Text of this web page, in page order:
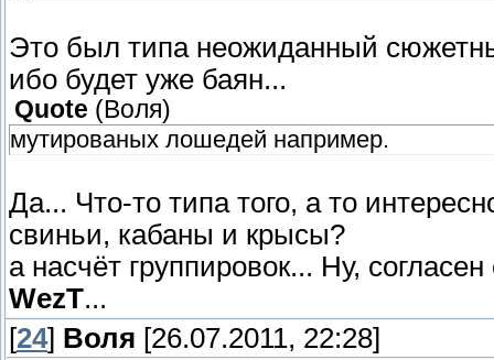
Это был типа неожиданный
ибо будет уже баян...
Quote ( Воля)
мутированых лошедей например.
Да... Что-то типа того, а то
свиньи, кабаны и крысы?
а насчёт группировок... Ну,
WezT...
[24] Воля [26.07.2011, 22:28]